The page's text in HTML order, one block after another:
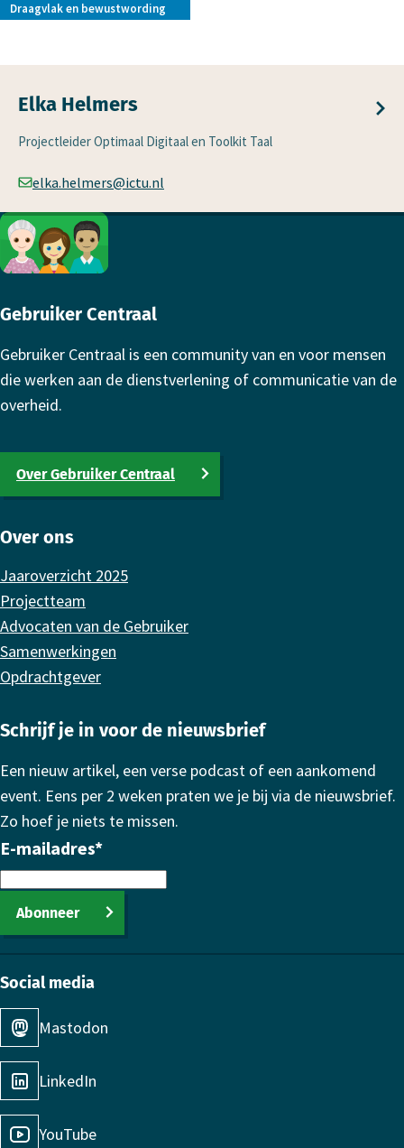
Draagvlak en bewustwording
Elka Helmers
Projectleider Optimaal Digitaal en Toolkit Taal
elka.helmers@ictu.nl
Footer
Gebruiker Centraal
Gebruiker Centraal is een community van en voor mensen
die werken aan de dienstverlening of communicatie van de
overheid.
Over Gebruiker Centraal
Over ons
Jaaroverzicht 2025
Projectteam
Advocaten van de Gebruiker
Samenwerkingen
Opdrachtgever
Schrijf je in voor de nieuwsbrief
Een nieuw artikel, een verse podcast of een aankomend
event. Eens per 2 weken praten we je bij via de nieuwsbrief.
Zo hoef je niets te missen.
E-mailadres*
Abonneer
Social media
Mastodon
LinkedIn
YouTube